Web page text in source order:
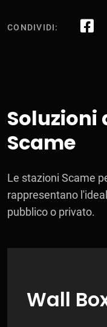
CONDIVIDI:
Soluzioni
Scame
Le stazioni Scame
rappresentano
pubblico o privato.
Wall